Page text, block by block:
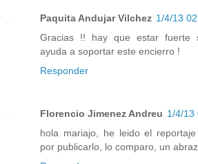
Paquita Andujar Vilchez 1/4/13
Gracias !! hay que estar fuerte
ayuda a soportar este encierro !
Responder
Florencio Jimenez Andreu 1/4/13
hola mariajo, he leido el
por publicarlo, lo comparo, un